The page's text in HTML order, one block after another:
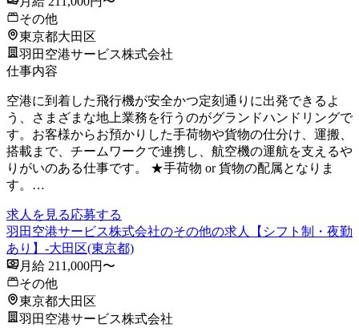
その他
東京都大田区
羽田空港サービス株式会社
仕事内容
空港に到着した飛行機が安全かつ定刻通りに出発できるよ
う、さまざまな地上業務を行うのがグランドハンドリングで
す。お客様からお預かりした手荷物や貨物の仕分け、運搬、
搭載まで、チームワークで連携し、航空機の運航を支えるや
りがいのある仕事です。 ★手荷物 or 貨物の配属となりま
す。…
求人を見る応募する
羽田空港サービス株式会社のその他の求人【シフト制・夜勤
あり】-大田区(東京都)
月給 211,000円〜
その他
東京都大田区
羽田空港サービス株式会社